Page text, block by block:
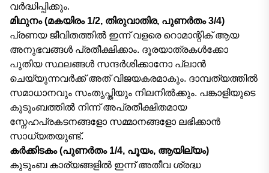
വർദ്ധിപ്പിക്കും.
മിഥുനം (മകയിരം 1/2, തിരുവാതിര, പുണർതം 3/4)
പ്രണയ ജീവിതത്തിൽ ഇന്ന് വളരെ റൊമാന്റിക് ആയ
അനുഭവങ്ങൾ പ്രതീക്ഷിക്കാം. ദൂരയാത്രകൾക്കോ
പുതിയ സ്ഥലങ്ങൾ സന്ദർശിക്കാനോ പ്ലാൻ
ചെയ്യുന്നവർക്ക് അത് വിജയകരമാകും. ദാമ്പത്യത്തിൽ
സമാധാനവും സംതൃപ്തിയും നിലനിൽക്കും. പങ്കാളിയുടെ
കുടുംബത്തിൽ നിന്ന് അപ്രതീക്ഷിതമായ
സ്നേഹപ്രകടനങ്ങളോ സമ്മാനങ്ങളോ ലഭിക്കാൻ
സാധ്യതയുണ്ട്.
കർക്കിടകം (പുണർതം 1/4, പൂയം, ആയില്യം)
കുടുംബ കാര്യങ്ങളിൽ ഇന്ന് അതീവ ശ്രദ്ധ